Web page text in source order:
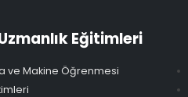
Eğitimleri
ve Makine Öğrenmesi